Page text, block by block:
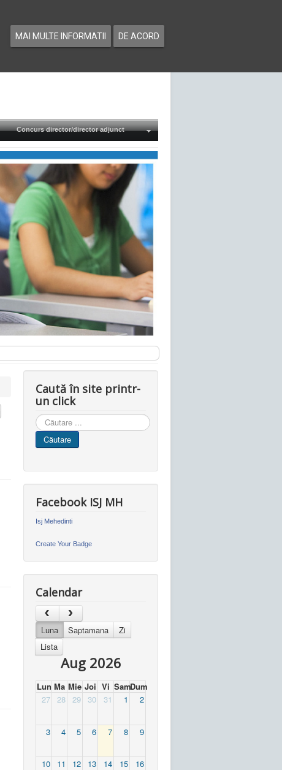
MAI MULTE INFORMATII DE ACORD
Concurs director/director adjunct
Caută în site printr-
un click
Cauta
in
site
Căutare
Facebook ISJ MH
Isj Mehedinti
Create Your Badge
Calendar
Luna Saptamana
Zi
Lista
Aug 2026
Lun Ma Mie Joi Vi SamDum
27
28 29 30 31 1 2
3 4 5 6 7 8 9
10 11 12 13 14 15 16